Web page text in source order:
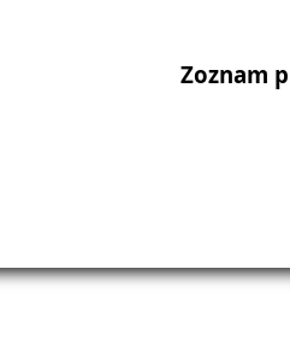
Zoznam